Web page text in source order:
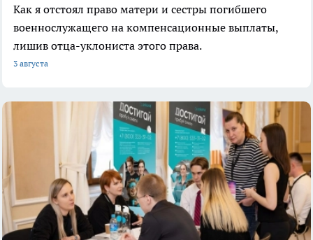
Как я отстоял право матери и сестры погибшего
военнослужащего на компенсационные выплаты,
лишив отца-уклониста этого права.
3 августа